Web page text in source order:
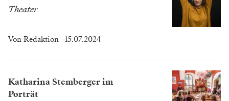
Theater
Von Redaktion 15.07.2024
Katharina Stemberger im
Porträt